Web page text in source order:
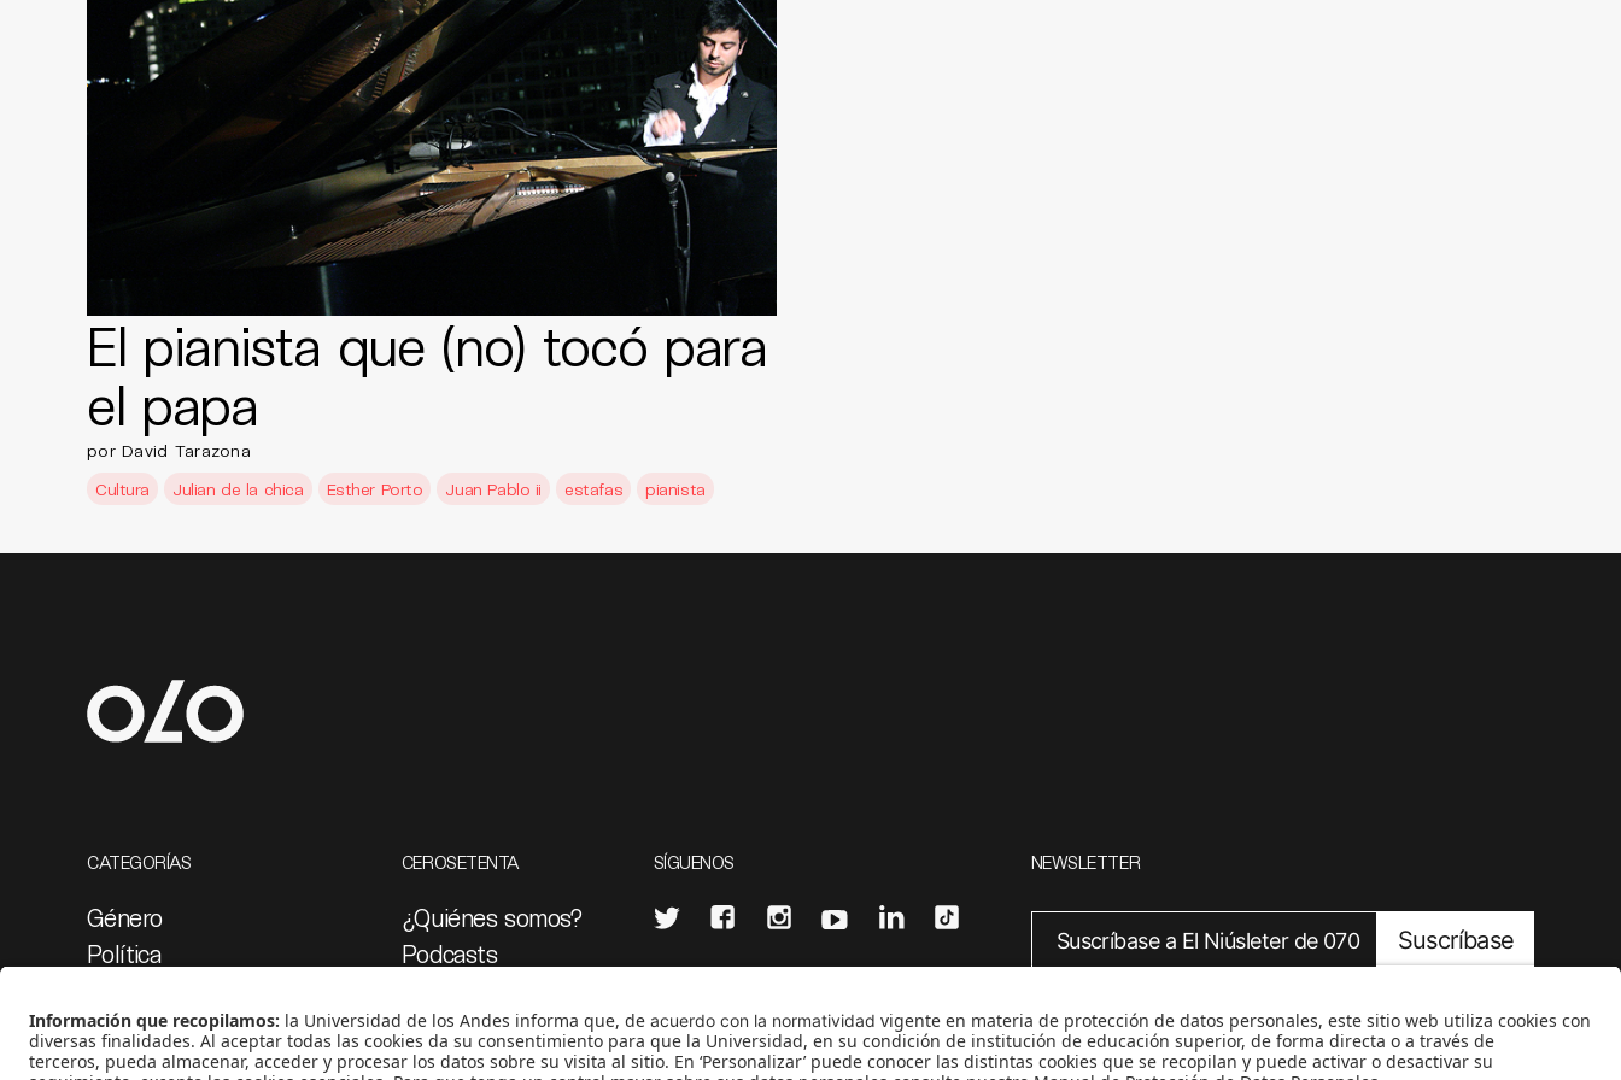
El pianista que (no) tocó para
el papa
por David Tarazona
Cultura
Julian de la chica Esther Porto Juan Pablo ii estafas pianista
CATEGORÍAS
Género
Política
Medio ambiente
Medios y periodismo
CEROSETENTA
¿Quiénes somos?
Podcasts
Proyectos 070
SÍGUENOS
CONTÁCTANOS
cerosetenta@uniandes.edu.co
NEWSLETTER
Suscríbase